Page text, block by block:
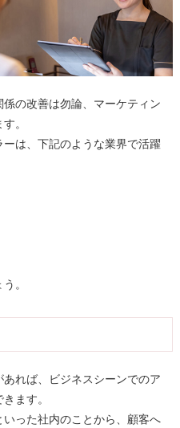
の改善は勿論、マーケティン
。
は、下記のような業界で活躍
。
れば、ビジネスシーンでのア
ます。
った社内のことから、顧客へ